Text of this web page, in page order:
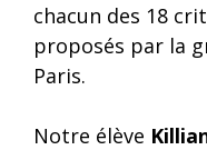
chacun des 18
proposés par la
Paris.
Notre élève